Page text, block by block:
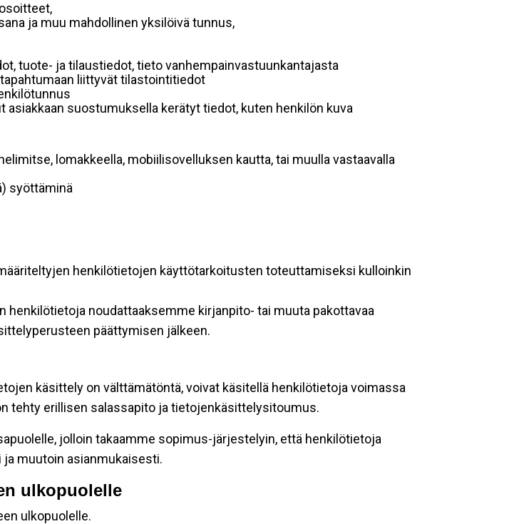
ja muu mahdollinen yksilöivä tunnus,
tuote- ja tilaustiedot, tieto vanhempainvastuunkantajasta
liittyvät tilastointitiedot
suostumuksella kerätyt tiedot, kuten henkilön kuva
lomakkeella, mobiilisovelluksen kautta, tai muulla vastaavalla
syöttäminä
henkilötietojen käyttötarkoitusten toteuttamiseksi kulloinkin
noudattaaksemme kirjanpito- tai muuta pakottavaa
päättymisen jälkeen.
käsittely on välttämätöntä, voivat käsitellä henkilötietoja voimassa
tehty erillisen salassapito ja tietojenkäsittelysitoumus.
jolloin takaamme sopimus-järjestelyin, että henkilötietoja
muutoin asianmukaisesti.
ulkopuolelle
ulkopuolelle.